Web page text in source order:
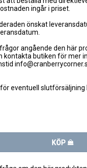
ingår i priset.
önskat
angående den här
kontakta butiken för mer
eventuell slutförsäljning
KÖP